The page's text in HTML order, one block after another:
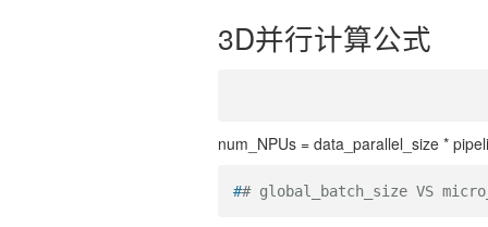
3D并行计算公式
num_NPUs = data_parallel_size *
## global_batch_size VS